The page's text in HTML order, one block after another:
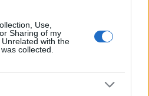
Use,
Sharing of my
with the
collected.
ha coordinato dall'estero il
gestendo contatti con
esteri che
sulla geopolitica. Nato
partenopee.